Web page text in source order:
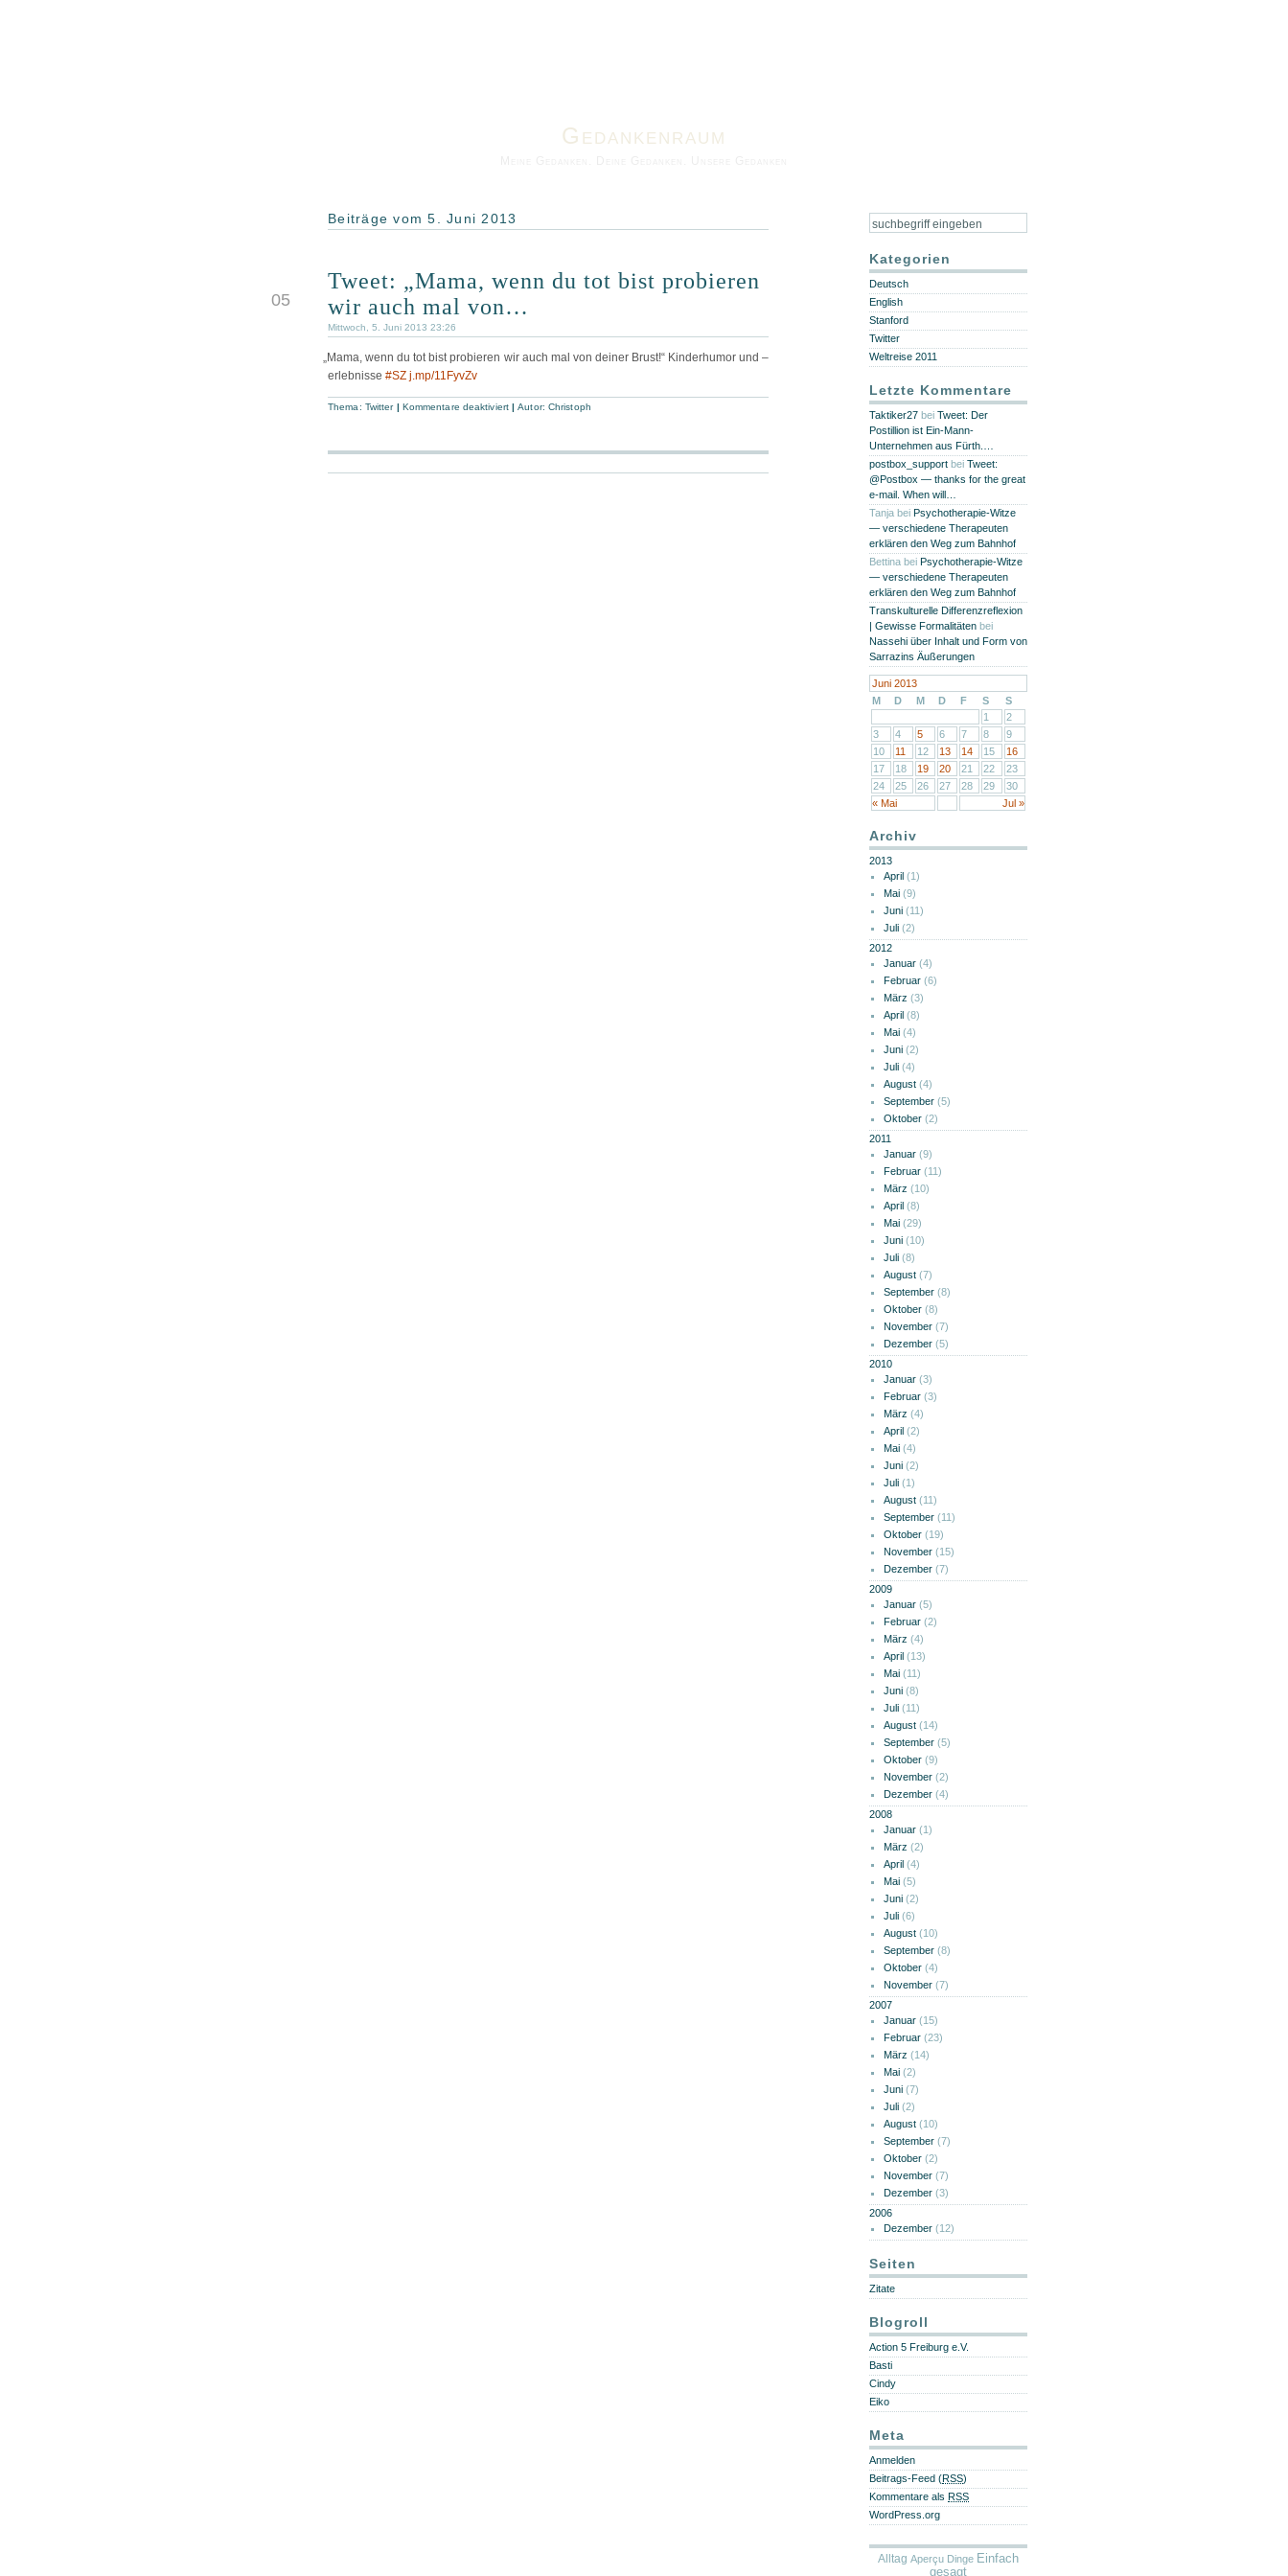
Gedankenraum
Beiträge vom 5. Juni 2013
05
Tweet: „Mama, wenn du tot bist probieren
wir auch mal von…
Mittwoch, 5. Juni 2013 23:26
„Mama, wenn du tot bist probieren wir auch mal von deiner Brust!“ Kinderhumor und –
erlebnisse #SZ j.mp/11FyvZv
Thema: Twitter | Kommentare deaktiviert|Autor: Christoph
Kategorien
Deutsch
English
Stanford
Twitter
Weltreise 2011
Letzte Kommentare
Taktiker27 bei Tweet: Der
Postillion ist Ein-Mann-
Unternehmen aus Fürth.…
postbox_support bei Tweet:
@Postbox — thanks for the great
e-mail. When will…
Tanja bei Psychotherapie-Witze
— verschiedene Therapeuten
erklären den Weg zum Bahnhof
Bettina bei Psychotherapie-Witze
— verschiedene Therapeuten
erklären den Weg zum Bahnhof
Transkulturelle Differenzreflexion
| Gewisse Formalitäten bei
Nassehi über Inhalt und Form von
Sarrazins Äußerungen
Juni 2013
M
D M D F S S
« Mai Jul »
1
2
3
4 5 6 7 8
9
10
11 12 13 14 15
16
17
18 19 20 21 22
23
24
25 26 27 28 29 30
Archiv
2013
April (1)
Mai (9)
Juni (11)
Juli (2)
2012
Januar (4)
Februar (6)
März (3)
April (8)
Mai (4)
Juni (2)
Juli (4)
August (4)
September (5)
Oktober (2)
2011
Januar (9)
Februar (11)
März (10)
April (8)
Mai (29)
Juni (10)
Juli (8)
August (7)
September (8)
Oktober (8)
November (7)
Dezember (5)
2010
Januar (3)
Februar (3)
März (4)
April (2)
Mai (4)
Juni (2)
Juli (1)
August (11)
September (11)
Oktober (19)
November (15)
Dezember (7)
2009
Januar (5)
Februar (2)
März (4)
April (13)
Mai (11)
Juni (8)
Juli (11)
August (14)
September (5)
Oktober (9)
November (2)
Dezember (4)
2008
Januar (1)
März (2)
April (4)
Mai (5)
Juni (2)
Juli (6)
August (10)
September (8)
Oktober (4)
November (7)
2007
Januar (15)
Februar (23)
März (14)
Mai (2)
Juni (7)
Juli (2)
August (10)
September (7)
Oktober (2)
November (7)
Dezember (3)
2006
Dezember (12)
Seiten
Zitate
Blogroll
Action 5 Freiburg e.V.
Basti
Cindy
Eiko
Meta
Anmelden
Beitrags-Feed (RSS)
Kommentare als RSS
WordPress.org
Alltag Aperçu Dinge Einfach
gesagt